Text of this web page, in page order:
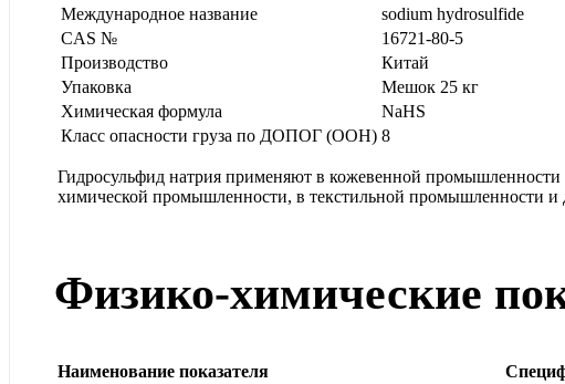
Международное название
sodium hydrosulfide
CAS №
16721-80-5
Производство
Китай
Упаковка
Мешок 25 кг
Химическая формула
NaHS
Класс опасности груза по ДОПОГ (ООН) 8
Гидросульфид натрия применяют в кожевенной промышленности
химической промышленности, в текстильной промышленности и
Физико-химические
Наименование показателя